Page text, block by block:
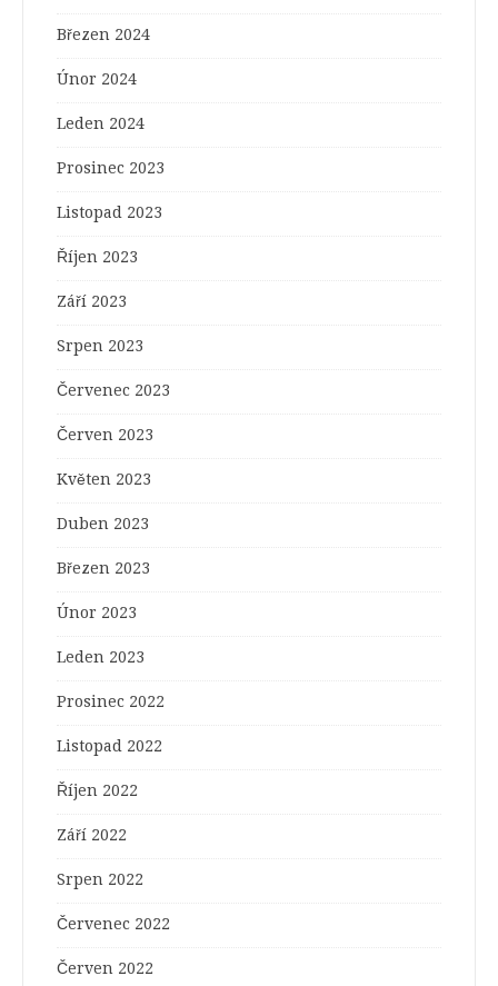
Březen 2024
Únor 2024
Leden 2024
Prosinec 2023
Listopad 2023
Říjen 2023
Září 2023
Srpen 2023
Červenec 2023
Červen 2023
Květen 2023
Duben 2023
Březen 2023
Únor 2023
Leden 2023
Prosinec 2022
Listopad 2022
Říjen 2022
Září 2022
Srpen 2022
Červenec 2022
Červen 2022